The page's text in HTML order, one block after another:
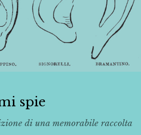
spie
di una memorabile raccolta